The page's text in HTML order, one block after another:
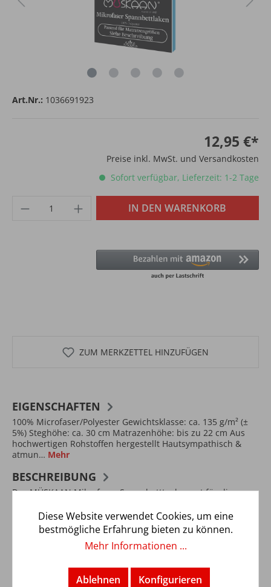
Art.Nr.: 1036691923
12,95 €*
Preise inkl. MwSt. und Versandkosten
Sofort verfügbar, Lieferzeit: 1-2 Tage
IN DEN WARENKORB
ZUM MERKZETTEL HINZUFÜGEN
EIGENSCHAFTEN
100% Microfaser/Polyester Gewichtsklasse: ca. 135 g/m² (±
5%) Steghöhe: ca. 30 cm Matrazenhöhe: bis zu 22 cm Aus
hochwertigen Rohstoffen hergestellt Hautsympathisch &
atmun… Mehr
BESCHREIBUNG
Das MÜSKAAN Mikrofaser Spannbetttuch sorgt für die
Schlaf. Es lässt sich einfach und faltenfrei aufziehen. Der
rundum laufende Gu…Mehr
Diese Website verwendet Cookies, um eine
bestmögliche Erfahrung bieten zu können.
Mehr Informationen ...
Ablehnen
Konfigurieren